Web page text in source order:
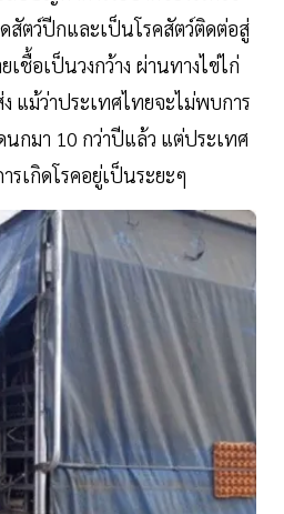
สัตว์ปีกและเป็นโรคสัตว์ติดต่อสู่
ชื้อเป็นวงกว้าง ผ่านทางไข่ไก่
แม้ว่าประเทศไทยจะไม่พบการ
นกมา 10 กว่าปีแล้ว แต่ประเทศ
รเกิดโรคอยู่เป็นระยะๆ